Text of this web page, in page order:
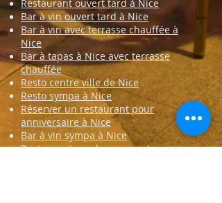
Restaurant ouvert tard à Nice
Bar à vin ouvert tard à Nice
Bar à vin avec terrasse chauffée à
Nice
Bar à tapas à Nice avec terrasse
chauffée
Resto centre ville de Nice
Resto sympa à Nice
Réserver un restaurant pour
anniversaire à Nice
Bar à vin sympa à Nice
Restaurant proche avenue Jean